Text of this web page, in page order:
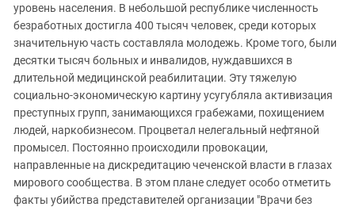
уровень населения. В небольшой республике численность
безработных достигла 400 тысяч человек, среди которых
значительную часть составляла молодежь. Кроме того, были
десятки тысяч больных и инвалидов, нуждавшихся в
длительной медицинской реабилитации. Эту тяжелую
социально-экономическую картину усугубляла активизация
преступных групп, занимающихся грабежами, похищением
людей, наркобизнесом. Процветал нелегальный нефтяной
промысел. Постоянно происходили провокации,
направленные на дискредитацию чеченской власти в глазах
мирового сообщества. В этом плане следует особо отметить
факты убийства представителей организации "Врачи без